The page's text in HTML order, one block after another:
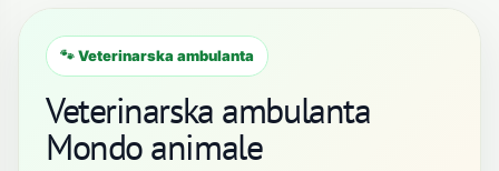
🐾 Veterinarska ambulanta
Veterinarska ambulanta
Mondo animale